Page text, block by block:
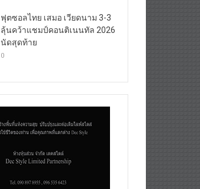
ฟุตซอลไทย เสมอ เวียดนาม 3-3
ลุ้นคว้าแชมป์คอนติเนนทัล 2026
นัดสุดท้าย
0